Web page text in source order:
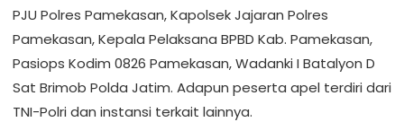
PJU Polres Pamekasan, Kapolsek Jajaran Polres
Pamekasan, Kepala Pelaksana BPBD Kab. Pamekasan,
Pasiops Kodim 0826 Pamekasan, Wadanki I Batalyon D
Sat Brimob Polda Jatim. Adapun peserta apel terdiri dari
TNI-Polri dan instansi terkait lainnya.